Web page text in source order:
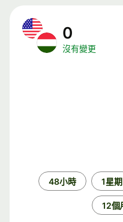
0
沒有變更
48小時 1星期
12個